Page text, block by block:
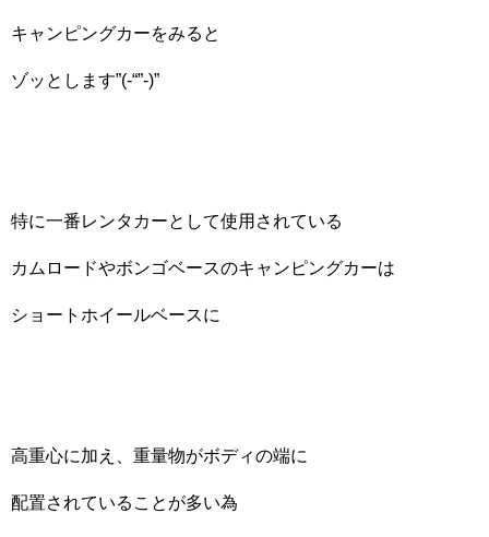
キャンピングカーをみると
ゾッとします”(-“”-)”
特に一番レンタカーとして使用されている
カムロードやボンゴベースのキャンピングカーは
ショートホイールベースに
高重心に加え、重量物がボディの端に
配置されていることが多い為